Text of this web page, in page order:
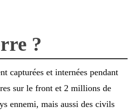
?
capturées et internées pendant
sur le front et 2 millions de
ennemi, mais aussi des civils